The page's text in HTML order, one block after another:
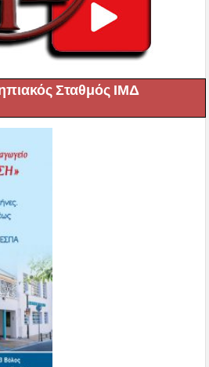
Σταθμός ΙΜΔ